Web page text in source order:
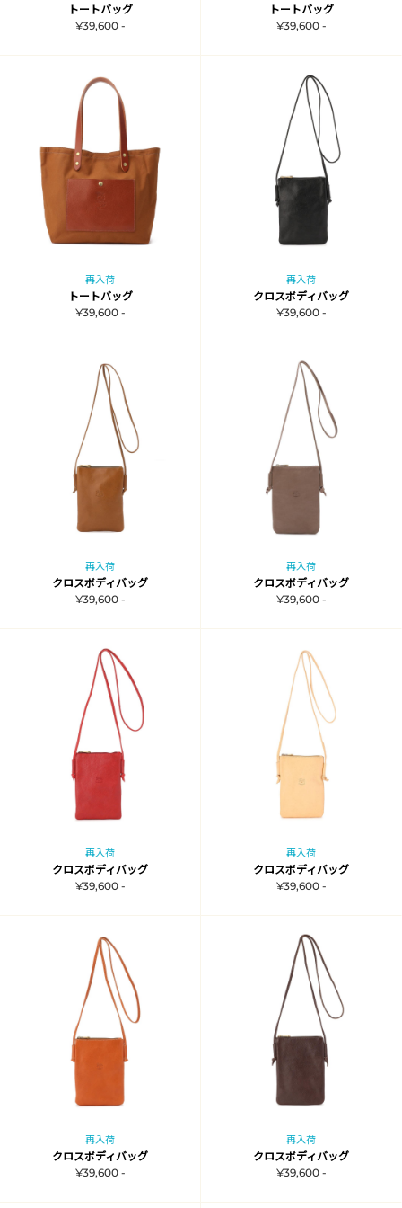
トートバッグ
¥39,600 -
トートバッグ
¥39,600 -
再入荷
トートバッグ
¥39,600 -
再入荷
クロスボディバッグ
¥39,600 -
再入荷
クロスボディバッグ
¥39,600 -
再入荷
クロスボディバッグ
¥39,600 -
再入荷
クロスボディバッグ
¥39,600 -
再入荷
クロスボディバッグ
¥39,600 -
再入荷
クロスボディバッグ
¥39,600 -
再入荷
クロスボディバッグ
¥39,600 -